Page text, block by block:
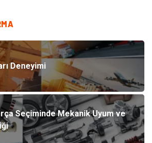
Deneyimi
Seçiminde Mekanik Uyum ve